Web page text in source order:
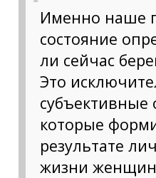
Именно наше
состояние
ли сейчас
Это
которые
результате
жизни